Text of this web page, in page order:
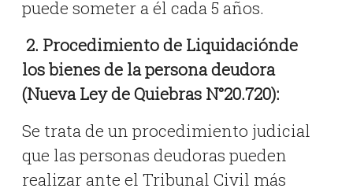
puede someter a él cada 5 años.
2. Procedimiento de Liquidaciónde
los bienes de la persona deudora
(Nueva Ley de Quiebras N°20.720):
Se trata de un procedimiento judicial
que las personas deudoras pueden
realizar ante el Tribunal Civil más